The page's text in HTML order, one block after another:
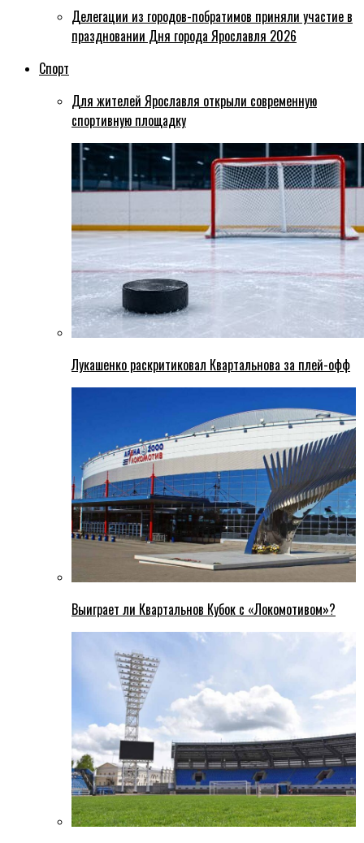
Делегации из городов-побратимов приняли участие в
праздновании Дня города Ярославля 2026
Спорт
Для жителей Ярославля открыли современную
спортивную площадку
Лукашенко раскритиковал Квартальнова за плей-офф
Выиграет ли Квартальнов Кубок с «Локомотивом»?